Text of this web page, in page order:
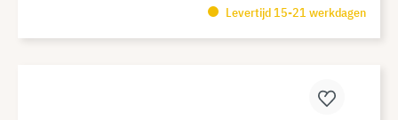
Levertijd 15-21 werkdagen